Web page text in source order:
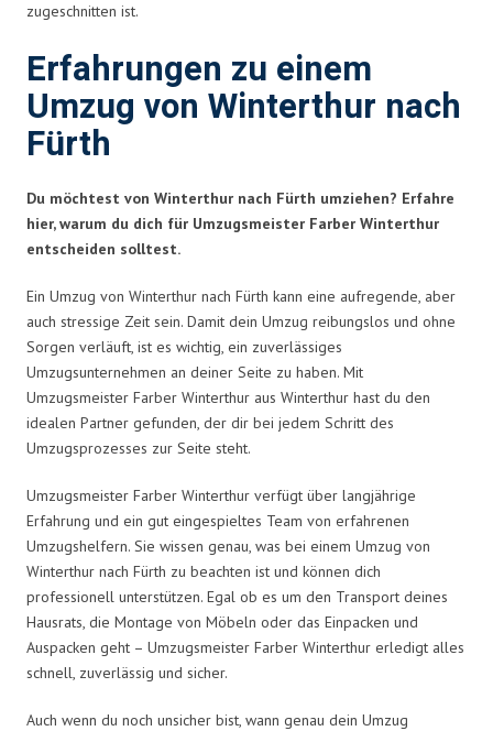
zugeschnitten ist.
Erfahrungen zu einem
Umzug von Winterthur nach
Fürth
Du möchtest von Winterthur nach Fürth umziehen? Erfahre
hier, warum du dich für Umzugsmeister Farber Winterthur
entscheiden solltest.
Ein Umzug von Winterthur nach Fürth kann eine aufregende, aber
auch stressige Zeit sein. Damit dein Umzug reibungslos und ohne
Sorgen verläuft, ist es wichtig, ein zuverlässiges
Umzugsunternehmen an deiner Seite zu haben. Mit
Umzugsmeister Farber Winterthur aus Winterthur hast du den
idealen Partner gefunden, der dir bei jedem Schritt des
Umzugsprozesses zur Seite steht.
Umzugsmeister Farber Winterthur verfügt über langjährige
Erfahrung und ein gut eingespieltes Team von erfahrenen
Umzugshelfern. Sie wissen genau, was bei einem Umzug von
Winterthur nach Fürth zu beachten ist und können dich
professionell unterstützen. Egal ob es um den Transport deines
Hausrats, die Montage von Möbeln oder das Einpacken und
Auspacken geht – Umzugsmeister Farber Winterthur erledigt alles
schnell, zuverlässig und sicher.
Auch wenn du noch unsicher bist, wann genau dein Umzug